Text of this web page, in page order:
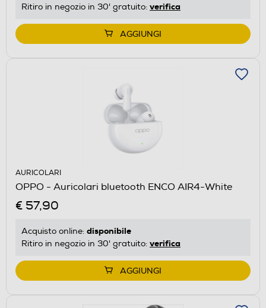
Ritiro in negozio in 30' gratuito: verifica
AGGIUNGI
AURICOLARI
OPPO - Auricolari bluetooth ENCO AIR4-White
€ 57,90
Acquisto online: disponibile
Ritiro in negozio in 30' gratuito: verifica
AGGIUNGI